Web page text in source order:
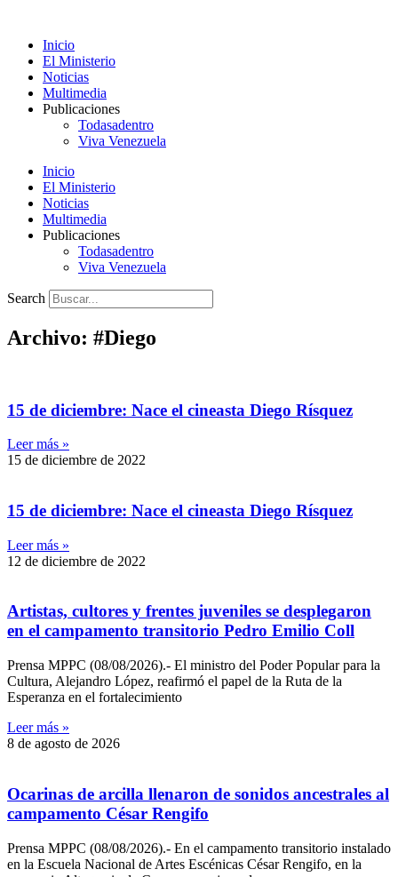
contenido
Inicio
El Ministerio
Noticias
Multimedia
Publicaciones
Todasadentro
Viva Venezuela
Inicio
El Ministerio
Noticias
Multimedia
Publicaciones
Todasadentro
Viva Venezuela
Search
Archivo: #Diego
15 de diciembre: Nace el cineasta Diego Rísquez
Leer más »
15 de diciembre de 2022
15 de diciembre: Nace el cineasta Diego Rísquez
Leer más »
12 de diciembre de 2022
Artistas, cultores y frentes juveniles se desplegaron
en el campamento transitorio Pedro Emilio Coll
Prensa MPPC (08/08/2026).- El ministro del Poder Popular para la
Cultura, Alejandro López, reafirmó el papel de la Ruta de la
Esperanza en el fortalecimiento
Leer más »
8 de agosto de 2026
Ocarinas de arcilla llenaron de sonidos ancestrales al
campamento César Rengifo
Prensa MPPC (08/08/2026).- En el campamento transitorio instalado
en la Escuela Nacional de Artes Escénicas César Rengifo, en la